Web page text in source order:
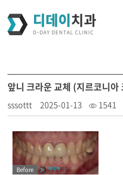
앞니 크라운 교체 (지르코니아
sssottt 2025-01-13 1541
Before